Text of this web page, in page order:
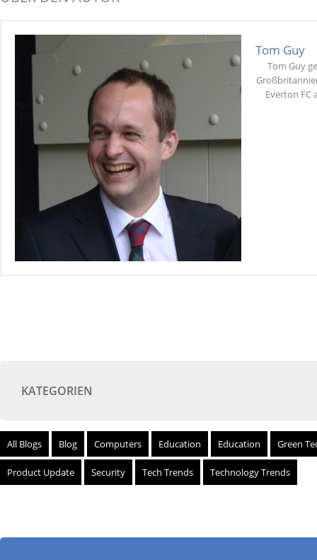
Tom Guy
Tom Guy
Everton FC
KATEGORIEN
All Blogs Blog Computers Education Education Green
Product Update Security Tech Trends Technology Trends